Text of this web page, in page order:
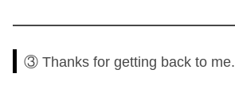
③ Thanks for getting back to me.